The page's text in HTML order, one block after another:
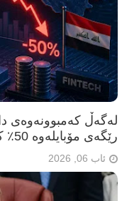
لەگەڵ کەمبوونەوەی
رێگەی مۆبایلەوە 50٪ کەمی کردووە
ئاب 06, 2026